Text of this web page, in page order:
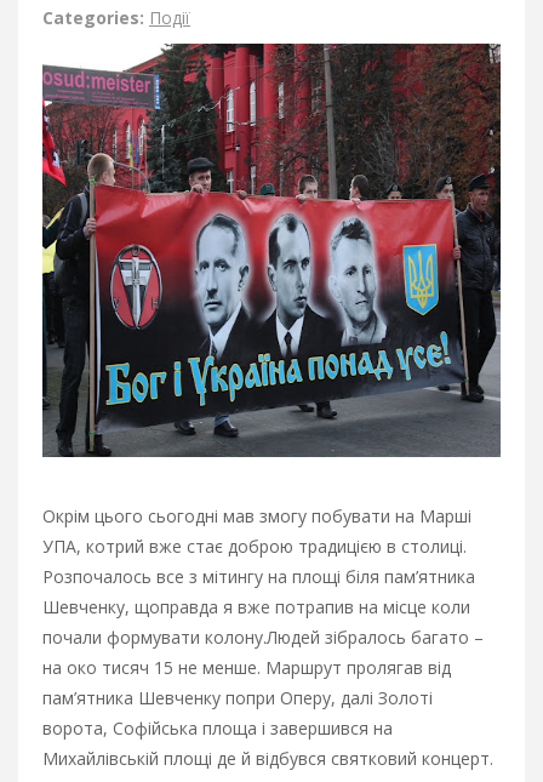
Categories: Події
Окрім цього сьогодні мав змогу побувати на Марші
УПА, котрий вже стає доброю традицією в столиці.
Розпочалось все з мітингу на площі біля пам’ятника
Шевченку, щоправда я вже потрапив на місце коли
почали формувати колону.Людей зібралось багато –
на око тисяч 15 не менше. Маршрут пролягав від
пам’ятника Шевченку попри Оперу, далі Золоті
ворота, Софійська площа і завершився на
Михайлівській площі де й відбувся святковий концерт.